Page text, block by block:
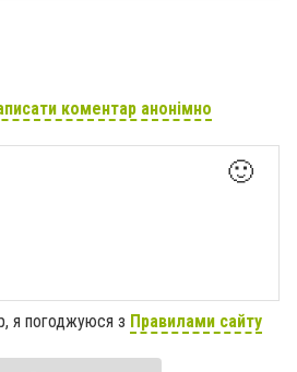
коментар анонімно
🙂
я погоджуюся з Правилами сайту